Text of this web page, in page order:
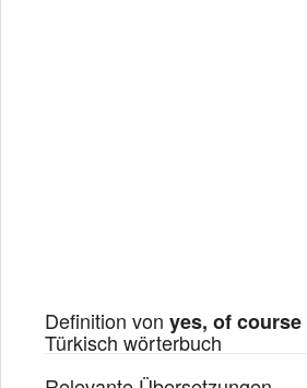
Definition von yes, of course
Türkisch wörterbuch